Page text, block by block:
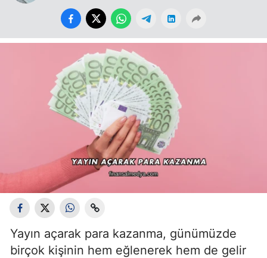
Yayın açarak para kazanma, günümüzde
birçok kişinin hem eğlenerek hem de gelir